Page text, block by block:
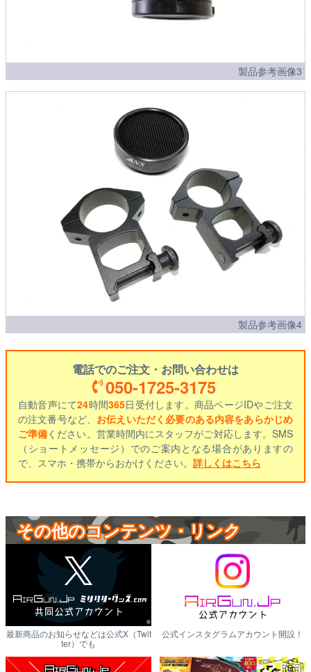
製品参考画像3
製品参考画像4
電話でのご注文・お問い合わせは
050-1725-3175
自動音声にて24時間365日受付します。商品ページIDやご注文
の注文番号など、 お伝えいただく必要のある内容をあらかじめ
ご準備ください。営業時間内にスタッフがご対応します。SMS
（ショートメッセージ）でのご案内となる場合がありますの
で、スマホ・携帯からおかけください。 詳しくはこちら
その他のコンテンツ・リンク
最新商品のお知らせなどは公式X（Twit
ter）でも
公式インスタグラムアカウント開設！